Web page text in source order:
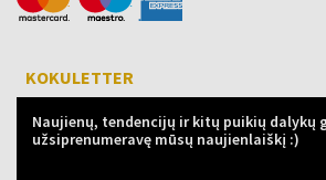
KOKULETTER
Naujienų, tendencijų ir kitų puikių dalykų
užsiprenumeravę mūsų naujienlaiškį :)